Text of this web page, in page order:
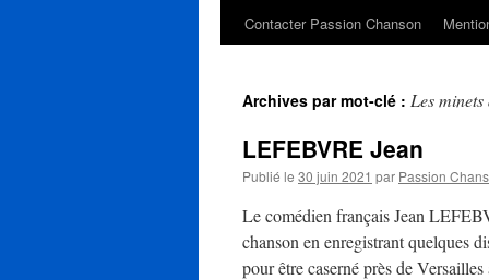
Contacter Passion Chanson
Archives par mot-clé : Les
LEFEBVRE Jean
Publié le 30 juin 2021 par Passion
Le comédien français Jean
chanson en enregistrant quelques
pour être caserné près de